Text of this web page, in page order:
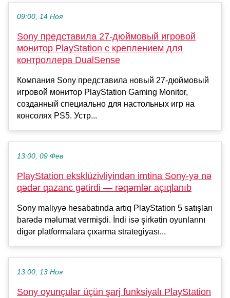
09:00, 14 Ноя
Sony представила 27-дюймовый игровой
монитор PlayStation с креплением для
контроллера DualSense
Компания Sony представила новый 27-дюймовый
игровой монитор PlayStation Gaming Monitor,
созданный специально для настольных игр на
консолях PS5. Устр...
13:00, 09 Фев
PlayStation eksklüzivliyindən imtina Sony-yə nə
qədər qazanc gətirdi — rəqəmlər açıqlanıb
Sony maliyyə hesabatında artıq PlayStation 5 satışları
barədə məlumat vermişdi. İndi isə şirkətin oyunlarını
digər platformalara çıxarma strategiyası...
13:00, 13 Ноя
Sony oyunçular üçün şarj funksiyalı PlayStation